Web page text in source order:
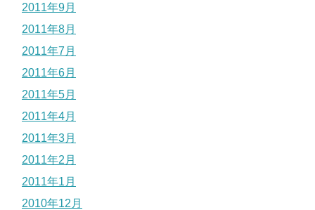
2011年9月
2011年8月
2011年7月
2011年6月
2011年5月
2011年4月
2011年3月
2011年2月
2011年1月
2010年12月